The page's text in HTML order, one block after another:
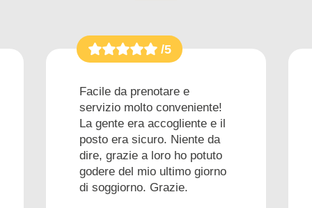
/5
Facile da prenotare e
servizio molto conveniente!
La gente era accogliente e il
posto era sicuro. Niente da
dire, grazie a loro ho potuto
godere del mio ultimo giorno
di soggiorno. Grazie.